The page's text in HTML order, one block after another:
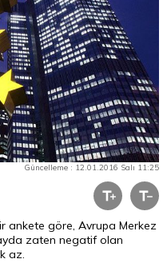
Güncelleme : 12.01.2016 Salı 11:25
ankete göre, Avrupa Merkez
zaten negatif olan
az.